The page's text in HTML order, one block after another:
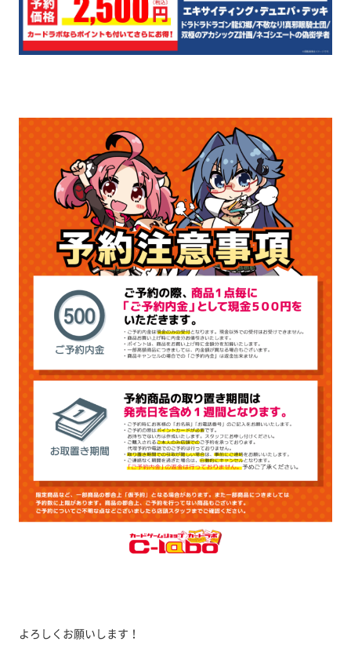
よろしくお願いします！